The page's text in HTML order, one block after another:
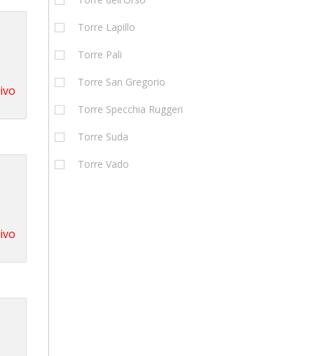
Torre Lapillo
Torre Pali
Torre San Gregorio
Torre Specchia Ruggeri
Torre Suda
Torre Vado